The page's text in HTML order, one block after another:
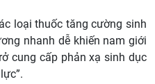
loại thuốc tăng cường sinh
nhanh dễ khiến nam giới
cung cấp phản xạ sinh dục